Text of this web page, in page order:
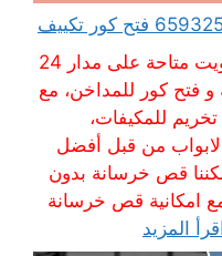
خدمات شركة قص خرسانة الكويت متاحة على مدار 24
فتح كور للمداخن، مع
للمكيفات،
من قبل أفضل
قص خرسانة بدون
امكانية قص خرسانة
المزيد